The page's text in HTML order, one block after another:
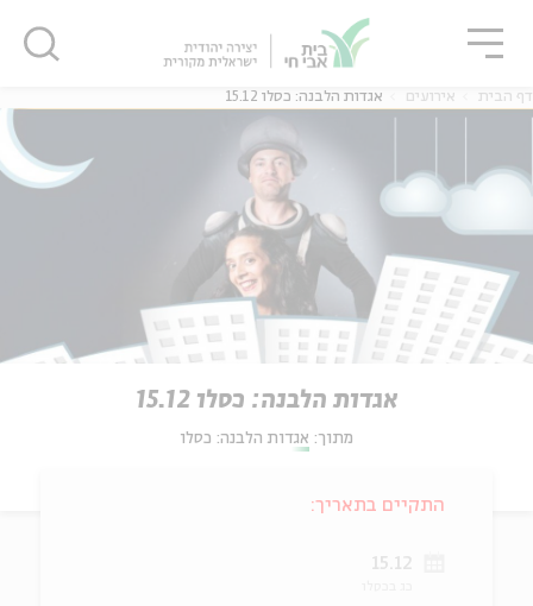
דף הבית אירועים אגדות הלבנה: כסלו 15.12
אגדות הלבנה: כסלו 15.12
מתוך: אגדות הלבנה: כסלו
התקיים בתאריך:
15.12
סגור